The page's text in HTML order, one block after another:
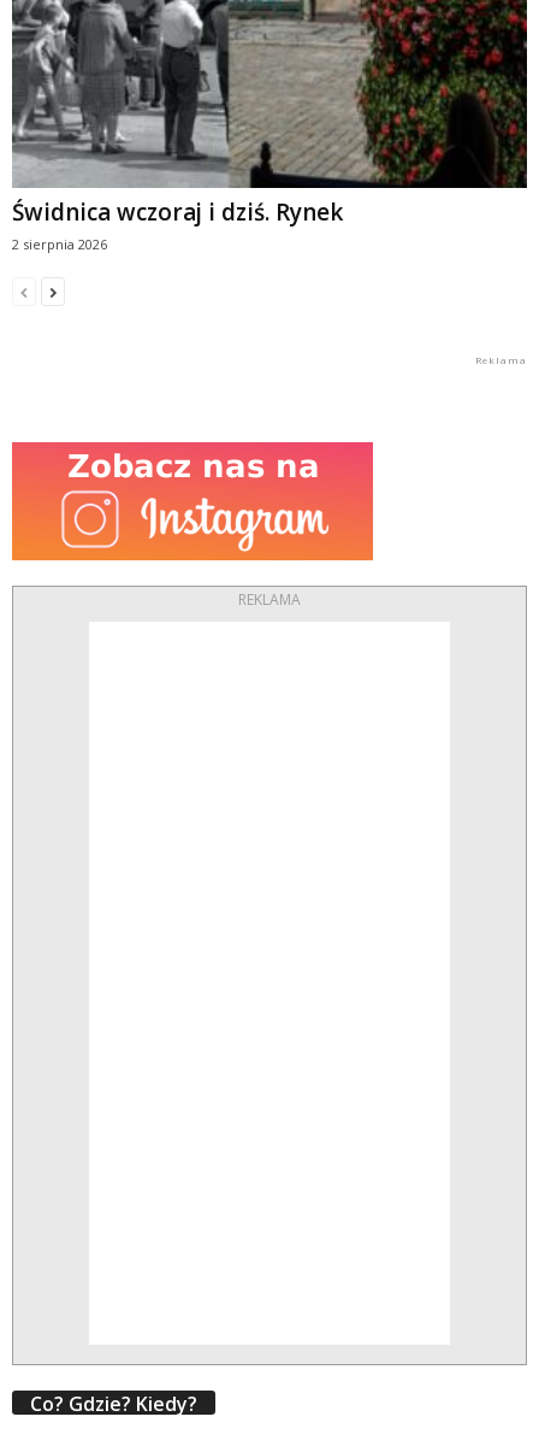
Świdnica wczoraj i dziś. Rynek
2 sierpnia 2026
REKLAMA
Co? Gdzie? Kiedy?